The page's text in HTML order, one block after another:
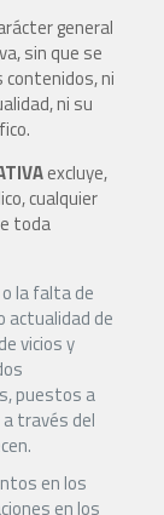
general
sin que se
ni
ni su
excluye,
cualquier
toda
la falta de
actualidad de
vicios y
puestos a
a través del
en los
en los